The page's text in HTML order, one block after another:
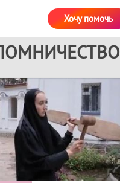
Хочу помочь